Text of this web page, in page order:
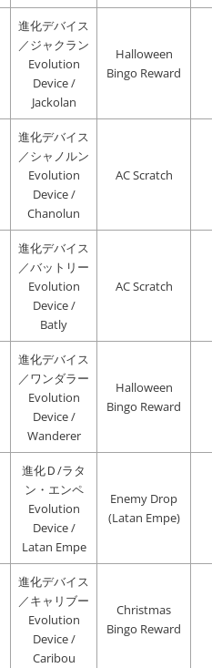
進化デバイス
／ジャクラン
Evolution
Device /
Jackolan
Halloween
Bingo Reward
進化デバイス
／シャノルン
Evolution
Device /
Chanolun
AC Scratch
進化デバイス
／バットリー
Evolution
Device /
Batly
AC Scratch
進化デバイス
／ワンダラー
Evolution
Device /
Wanderer
Halloween
Bingo Reward
進化Ｄ/ラタ
ン・エンペ
Evolution
Device /
Latan Empe
Enemy Drop
(Latan Empe)
進化デバイス
／キャリブー
Evolution
Device /
Caribou
Christmas
Bingo Reward